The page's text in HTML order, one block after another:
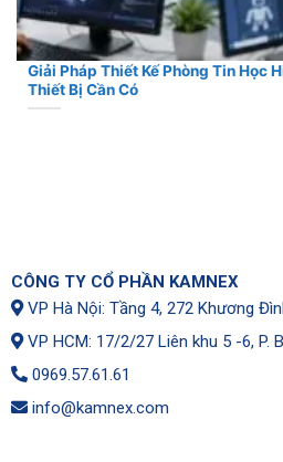
Giải Pháp Thiết Kế Phòng Tin Học
Thiết Bị Cần Có
CÔNG TY CỔ PHẦN KAMNEX
VP Hà Nội: Tầng 4, 272 Khương
VP HCM: 17/2/27 Liên khu 5 -6, P.
0969.57.61.61
info@kamnex.com